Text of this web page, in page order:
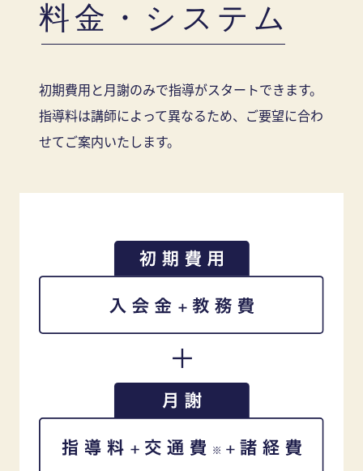
料金・システム
初期費用と月謝のみで指導がスタートできます。
指導料は講師によって異なるため、ご要望に合わ
せてご案内いたします。